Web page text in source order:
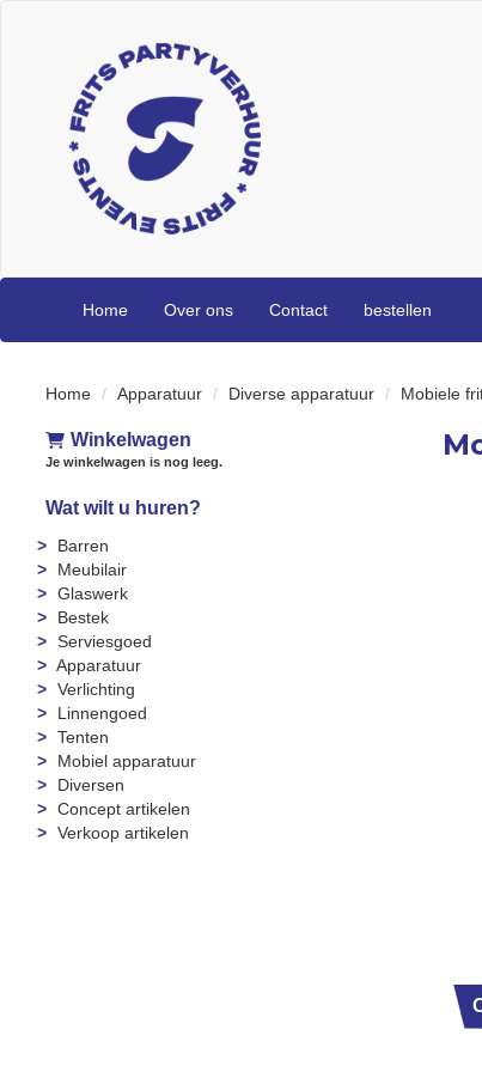
Home Over ons Contact bestellen
Home Apparatuur Diverse apparatuur Mobiele
Winkelwagen
Je winkelwagen is nog leeg.
Wat wilt u huren?
Barren
Meubilair
Glaswerk
Bestek
Serviesgoed
Apparatuur
Verlichting
Linnengoed
Tenten
Mobiel apparatuur
Diversen
Concept artikelen
Verkoop artikelen